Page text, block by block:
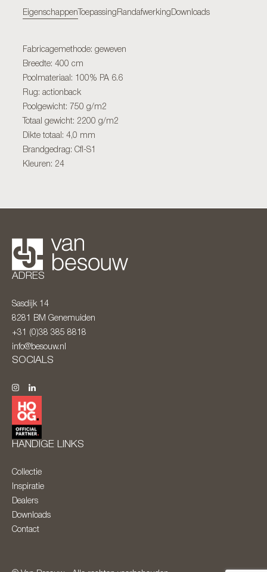
Eigenschappen Toepassing Randafwerking Downloads
Fabricagemethode: geweven
Breedte: 400 cm
Poolmateriaal: 100% PA 6.6
Rug: actionback
Poolgewicht: 750 g/m2
Totaal gewicht: 2200 g/m2
Dikte totaal: 4,0 mm
Brandgedrag: Cfl-S1
Kleuren: 24
ADRES
Sasdijk 14
8281 BM Genemuiden
+31 (0)38 385 8818
info@besouw.nl
SOCIALS
HANDIGE LINKS
Collectie
Inspiratie
Dealers
Downloads
Contact